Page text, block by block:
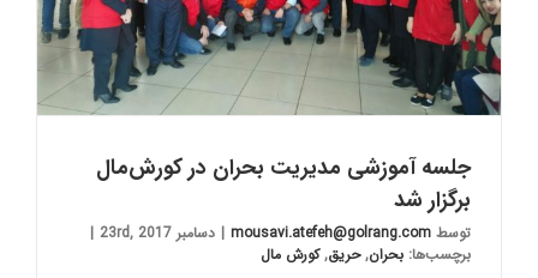
جلسه آموزشی مدیریت بحران در کورش‌مال
برگزار شد
توسط mousavi.atefeh@golrang.com
| دسامبر 23rd, 2017
|
برچسب‌ها: بحران,حریق,کورش‌ مال